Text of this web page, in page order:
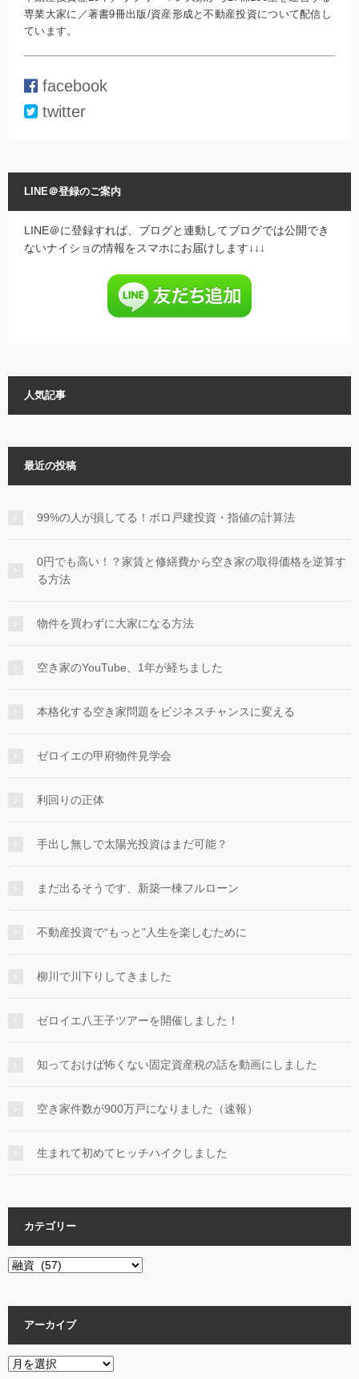
専業大家に／著書9冊出版/資産形成と不動産投資について配信し
ています。
facebook
twitter
LINE＠登録のご案内
LINE＠に登録すれば、ブログと連動してブログでは公開でき
ないナイショの情報をスマホにお届けします↓↓↓
人気記事
最近の投稿
99%の人が損してる！ボロ戸建投資・指値の計算法
0円でも高い！？家賃と修繕費から空き家の取得価格を逆算す
る方法
物件を買わずに大家になる方法
空き家のYouTube、1年が経ちました
本格化する空き家問題をビジネスチャンスに変える
ゼロイエの甲府物件見学会
利回りの正体
手出し無しで太陽光投資はまだ可能？
まだ出るそうです、新築一棟フルローン
不動産投資で“もっと”人生を楽しむために
柳川で川下りしてきました
ゼロイエ八王子ツアーを開催しました！
知っておけば怖くない固定資産税の話を動画にしました
空き家件数が900万戸になりました（速報）
生まれて初めてヒッチハイクしました
カテゴリー
カ
アーカイブ
ア